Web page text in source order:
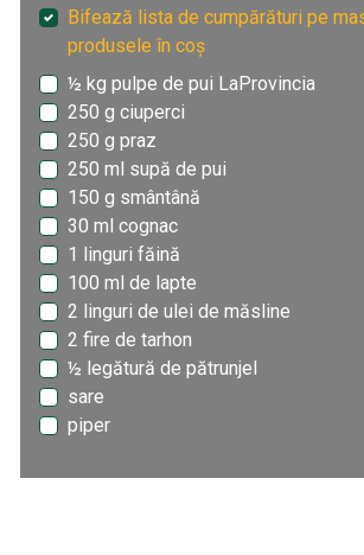
Bifează lista de cumpărături pe
produsele în coș
½ kg pulpe de pui LaProvincia
250 g ciuperci
250 g praz
250 ml supă de pui
150 g smântână
30 ml cognac
1 linguri făină
100 ml de lapte
2 linguri de ulei de măsline
2 fire de tarhon
½ legătură de pătrunjel
sare
piper